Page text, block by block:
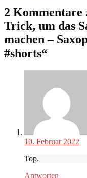
2 Kommentare
Trick, um das
machen –
#shorts“
10. Februar 2022
Top.
Antworten